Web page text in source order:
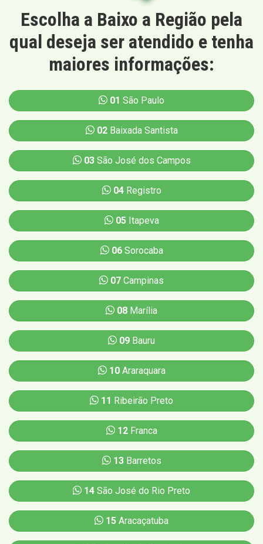
Escolha a Baixo a Região pela
qual deseja ser atendido e tenha
maiores informações:
01 São Paulo
02Baixada Santista
03São José dos Campos
04Registro
05Itapeva
06Sorocaba
07 Campinas
08 Marília
09 Bauru
10Araraquara
11 Ribeirão Preto
12Franca
13Barretos
14 São José do Rio Preto
15 Aracaçatuba